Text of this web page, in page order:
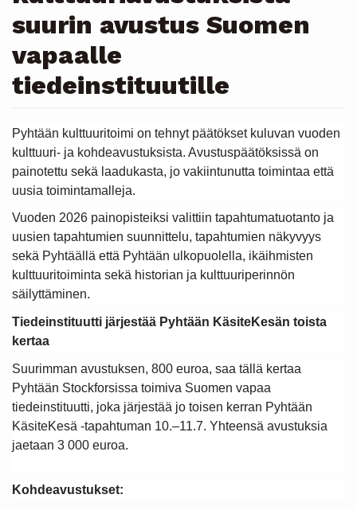
suurin avustus Suomen
vapaalle
tiedeinstituutille
Pyhtään kulttuuritoimi on tehnyt päätökset kuluvan vuoden
kulttuuri- ja kohdeavustuksista. Avustuspäätöksissä on
painotettu sekä laadukasta, jo vakiintunutta toimintaa että
uusia toimintamalleja.
Vuoden 2026 painopisteiksi valittiin tapahtumatuotanto ja
uusien tapahtumien suunnittelu, tapahtumien näkyvyys
sekä Pyhtäällä että Pyhtään ulkopuolella, ikäihmisten
kulttuuritoiminta sekä historian ja kulttuuriperinnön
säilyttäminen.
Tiedeinstituutti järjestää Pyhtään KäsiteKesän toista
kertaa
Suurimman avustuksen, 800 euroa, saa tällä kertaa
Pyhtään Stockforsissa toimiva Suomen vapaa
tiedeinstituutti, joka järjestää jo toisen kerran Pyhtään
KäsiteKesä -tapahtuman 10.–11.7. Yhteensä avustuksia
jaetaan 3 000 euroa.
Kohdeavustukset: